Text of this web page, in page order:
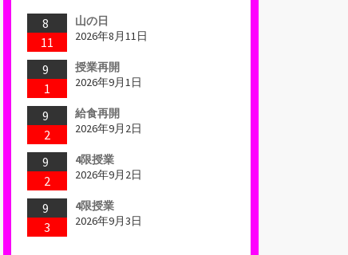
8
11
山の日
2026年8月11日
9
1
授業再開
2026年9月1日
9
2
給食再開
2026年9月2日
9
2
4限授業
2026年9月2日
9
3
4限授業
2026年9月3日